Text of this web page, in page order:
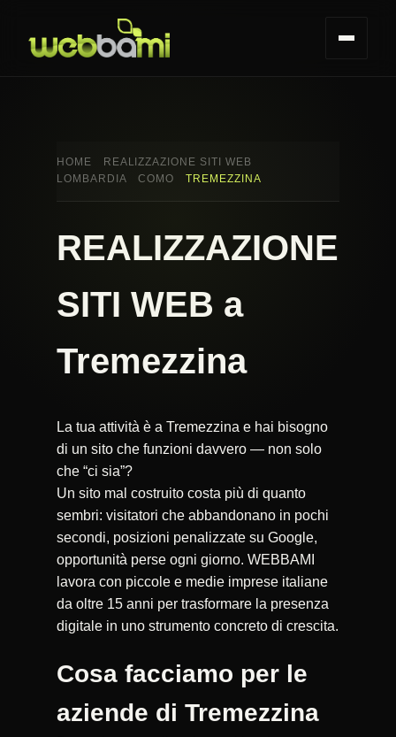
HOME
REALIZZAZIONE SITI WEB
LOMBARDIA
COMO TREMEZZINA
REALIZZAZIONE
SITI WEB a
Tremezzina
La tua attività è a Tremezzina e hai bisogno
di un sito che funzioni davvero — non solo
che “ci sia”?
Un sito mal costruito costa più di quanto
sembri: visitatori che abbandonano in pochi
secondi, posizioni penalizzate su Google,
opportunità perse ogni giorno. WEBBAMI
lavora con piccole e medie imprese italiane
da oltre 15 anni per trasformare la presenza
digitale in uno strumento concreto di crescita.
Cosa facciamo per le
aziende di Tremezzina